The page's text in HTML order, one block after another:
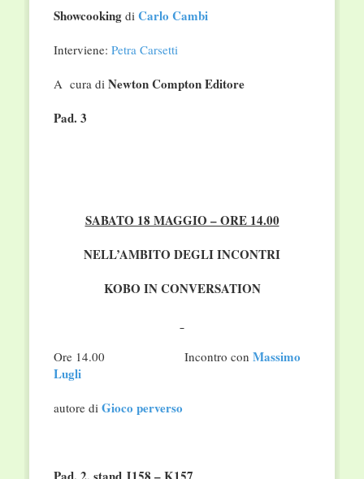
Showcookingdi Carlo Cambi
Interviene: Petra Carsetti
A cura di Newton Compton Editore
Pad. 3
SABATO 18 MAGGIO – ORE 14.00
NELL’AMBITO DEGLI INCONTRI
KOBO IN CONVERSATION
Ore 14.00 Incontro con Massimo
Lugli
autore di Gioco perverso